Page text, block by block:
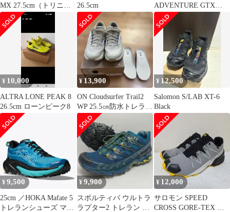
MX 27.5cm（トリニテ
ィ マックス）
26.5cm
ADVENTURE GTX
25.5cm
¥ 10,000
ALTRA LONE PEAK 8
26.5cm ローンピーク8
¥ 13,900
ON Cloudsurfer Trail2
WP 25.5㎝防水トレラン
シューズ
¥ 12,500
Salomon S/LAB XT-6
Black
¥9,500
25cm ／HOKA Mafate 5
トレランシューズ マフ
¥9,900
スポルティバ ウルトラ
ラプター2 トレラン ト
¥ 12,000
サロモン SPEED
CROSS GORE-TEX ス